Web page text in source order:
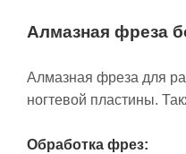
Алмазная фреза
Алмазная фреза для
ногтевой пластины.
Обработка фрез: